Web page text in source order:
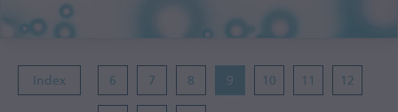
Index 6 7 8 9 10 11 12